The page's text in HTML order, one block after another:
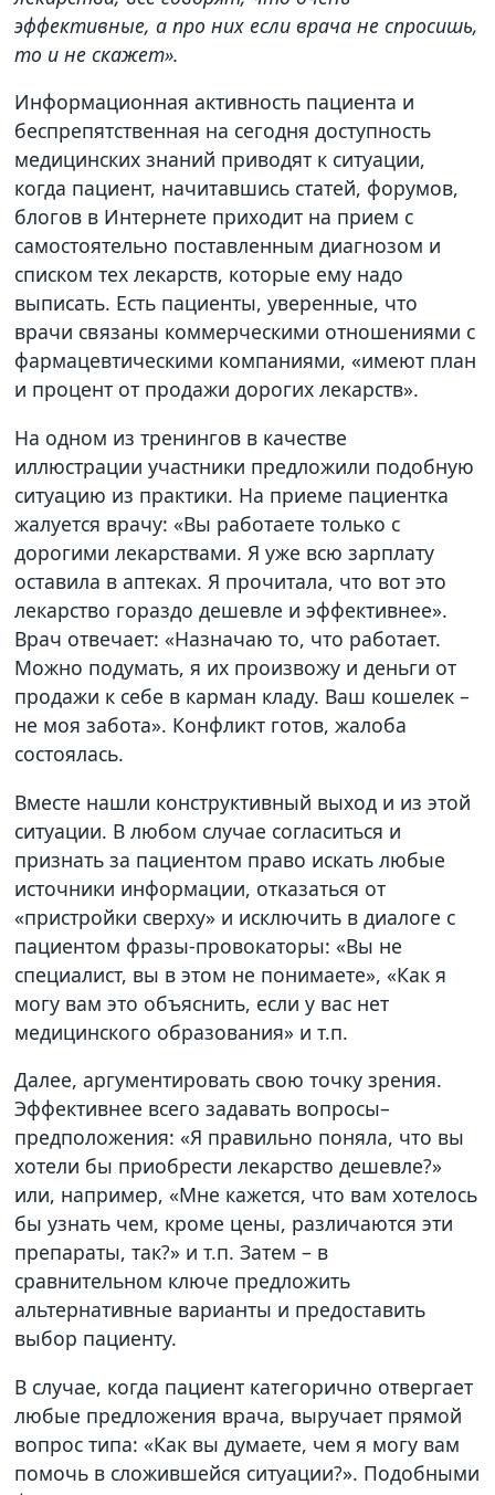
эффективные, а про них если врача не спросишь,
то и не скажет».
Информационная активность пациента и
беспрепятственная на сегодня доступность
медицинских знаний приводят к ситуации,
когда пациент, начитавшись статей, форумов,
блогов в Интернете приходит на прием с
самостоятельно поставленным диагнозом и
списком тех лекарств, которые ему надо
выписать. Есть пациенты, уверенные, что
врачи связаны коммерческими отношениями с
фармацевтическими компаниями, «имеют план
и процент от продажи дорогих лекарств».
На одном из тренингов в качестве
иллюстрации участники предложили подобную
ситуацию из практики. На приеме пациентка
жалуется врачу: «Вы работаете только с
дорогими лекарствами. Я уже всю зарплату
оставила в аптеках. Я прочитала, что вот это
лекарство гораздо дешевле и эффективнее».
Врач отвечает: «Назначаю то, что работает.
Можно подумать, я их произвожу и деньги от
продажи к себе в карман кладу. Ваш кошелек –
не моя забота». Конфликт готов, жалоба
состоялась.
Вместе нашли конструктивный выход и из этой
ситуации. В любом случае согласиться и
признать за пациентом право искать любые
источники информации, отказаться от
«пристройки сверху» и исключить в диалоге с
пациентом фразы-провокаторы: «Вы не
специалист, вы в этом не понимаете», «Как я
могу вам это объяснить, если у вас нет
медицинского образования» и т.п.
Далее, аргументировать свою точку зрения.
Эффективнее всего задавать вопросы–
предположения: «Я правильно поняла, что вы
хотели бы приобрести лекарство дешевле?»
или, например, «Мне кажется, что вам хотелось
бы узнать чем, кроме цены, различаются эти
препараты, так?» и т.п. Затем – в
сравнительном ключе предложить
альтернативные варианты и предоставить
выбор пациенту.
В случае, когда пациент категорично отвергает
любые предложения врача, выручает прямой
вопрос типа: «Как вы думаете, чем я могу вам
помочь в сложившейся ситуации?». Подобными